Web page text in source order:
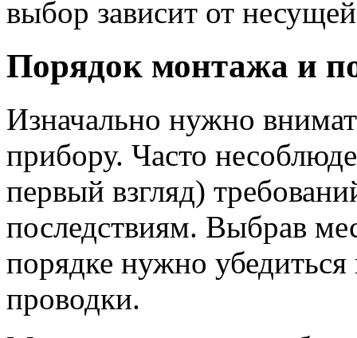
выбор зависит от
Порядок монтажа и
Изначально нужно
прибору. Часто
первый взгляд)
последствиям. Выбрав
порядке нужно
проводки.